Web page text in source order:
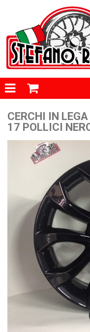
CERCHI IN
17 POLLICI